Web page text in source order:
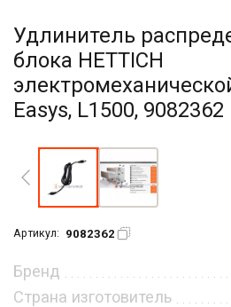
Удлинитель
блока HETTICH
Easys, L1500, 9082362
Артикул: 9082362
Бренд
Страна изготовитель